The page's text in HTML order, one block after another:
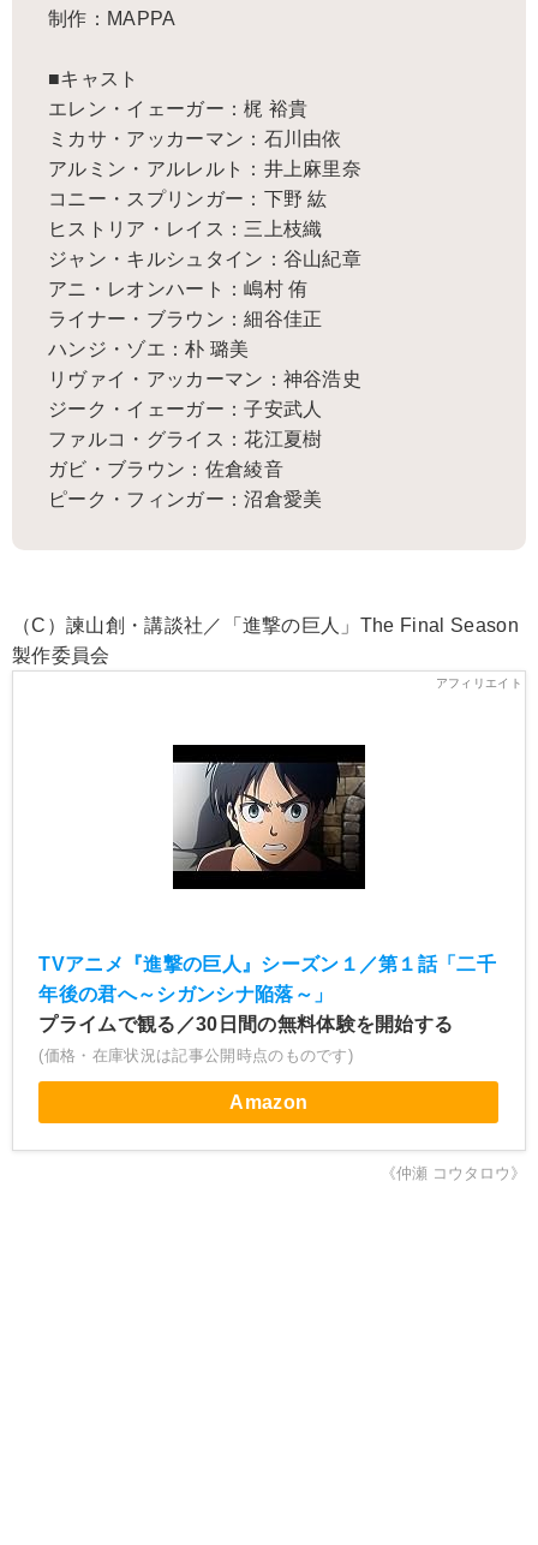
制作：MAPPA
■キャスト
エレン・イェーガー：梶 裕貴
ミカサ・アッカーマン：石川由依
アルミン・アルレルト：井上麻里奈
コニー・スプリンガー：下野 紘
ヒストリア・レイス：三上枝織
ジャン・キルシュタイン：谷山紀章
アニ・レオンハート：嶋村 侑
ライナー・ブラウン：細谷佳正
ハンジ・ゾエ：朴 璐美
リヴァイ・アッカーマン：神谷浩史
ジーク・イェーガー：子安武人
ファルコ・グライス：花江夏樹
ガビ・ブラウン：佐倉綾音
ピーク・フィンガー：沼倉愛美
（C）諫山創・講談社／「進撃の巨人」The Final Season
製作委員会
TVアニメ『進撃の巨人』シーズン１／第１話「二千
年後の君へ～シガンシナ陥落～」
プライムで観る／30日間の無料体験を開始する
(価格・在庫状況は記事公開時点のものです)
Amazon
《仲瀬 コウタロウ》